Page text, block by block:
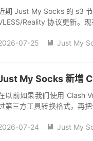
期 Just My Socks 的 s3
Reality 协议更新。
07-25
 Just My
My Socks 新增
以前如果我们使用 Clash
第三方工具转换格式，再
07-24
 Just My